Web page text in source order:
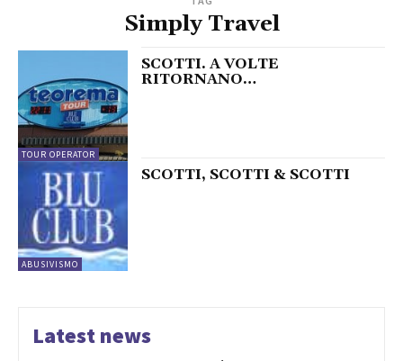
Simply Travel
TOUR OPERATOR
SCOTTI. A VOLTE
RITORNANO…
ABUSIVISMO
SCOTTI, SCOTTI & SCOTTI
Latest news